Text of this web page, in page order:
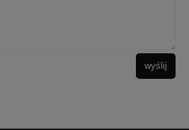
wyślij